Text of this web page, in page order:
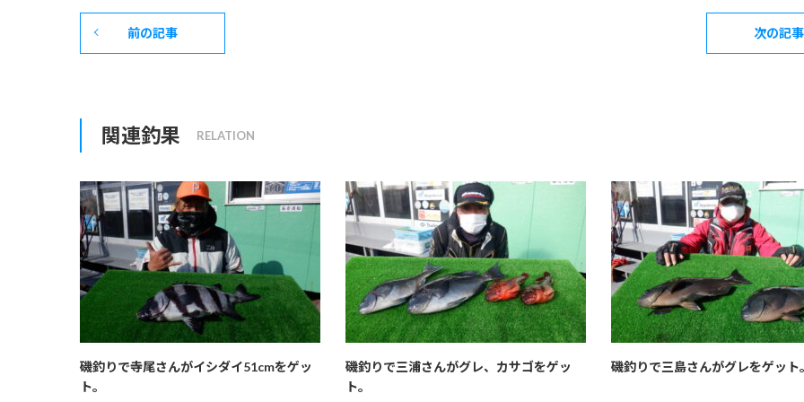
前の記事 次の記事
関連釣果
磯釣りで寺尾さんがイシダイ51cmをゲッ
ト。
磯釣りで三浦さんがグレ、カサゴをゲッ
ト。
磯釣りで三島さんがグレをゲット